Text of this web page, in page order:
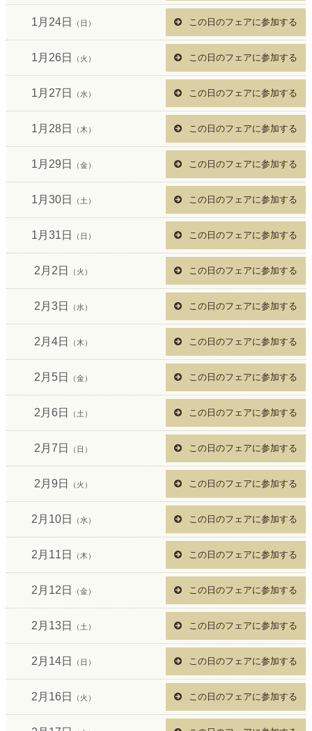
1月24日 （日） この日のフェアに参加する
1月26日 （火） この日のフェアに参加する
1月27日 （水） この日のフェアに参加する
1月28日 （木） この日のフェアに参加する
1月29日 （金） この日のフェアに参加する
1月30日 （土） この日のフェアに参加する
1月31日 （日） この日のフェアに参加する
2月2日 （火） この日のフェアに参加する
2月3日 （水） この日のフェアに参加する
2月4日 （木） この日のフェアに参加する
2月5日 （金） この日のフェアに参加する
2月6日 （土） この日のフェアに参加する
2月7日 （日） この日のフェアに参加する
2月9日 （火） この日のフェアに参加する
2月10日 （水） この日のフェアに参加する
2月11日 （木） この日のフェアに参加する
2月12日 （金） この日のフェアに参加する
2月13日 （土） この日のフェアに参加する
2月14日 （日） この日のフェアに参加する
2月16日 （火） この日のフェアに参加する